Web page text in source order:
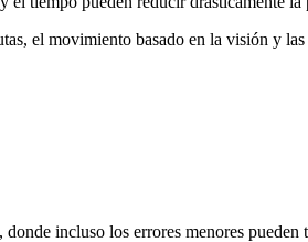
el movimiento basado en la visión y
incluso los errores menores pueden